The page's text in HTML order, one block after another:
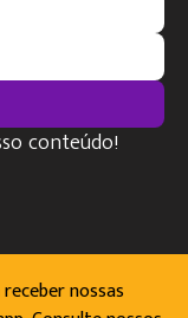
conteúdo!
nossas